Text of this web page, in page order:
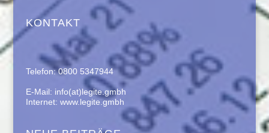
KONTAKT
Telefon: 0800 5347944
E-Mail: info(at)legite.gmbh
Internet: www.legite.gmbh